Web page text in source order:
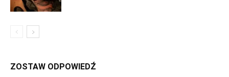
ZOSTAW ODPOWIEDŹ